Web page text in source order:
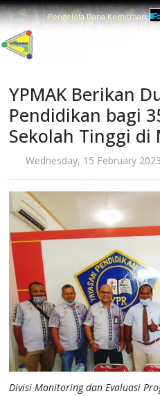
Pengelola Dana Kemitraan
YPMAK Berikan
Pendidikan bagi
Sekolah Tinggi di
Wednesday, 15 February 2023
Divisi Monitoring dan Evaluasi